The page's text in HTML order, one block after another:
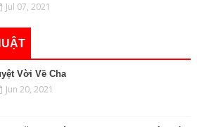
Jul 07, 2021
Vời Về Cha
Jun 20, 2021